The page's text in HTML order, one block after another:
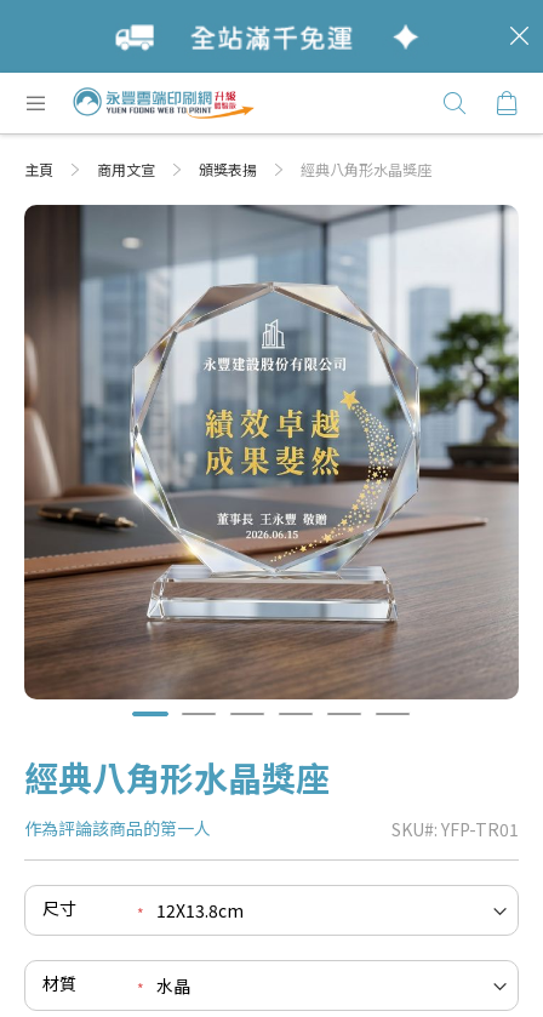
過
到
容
主頁 商用文宣 頒獎表揚 經典八角形水晶獎座
經典八角形水晶獎座
作為評論該商品的第一人 SKU YFP-TR01
尺寸
材質
Skip
the
images
gallery
Skip
beginning
the
images
gallery